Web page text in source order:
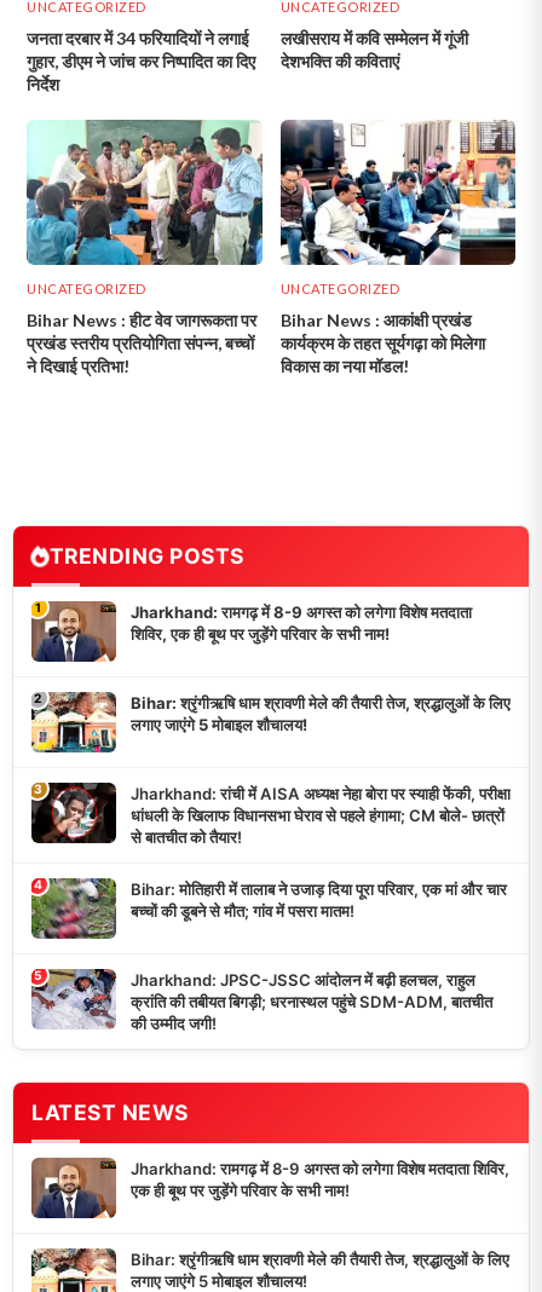
UNCATEGORIZED
जनता दरबार में 34 फरियादियों ने लगाई
गुहार, डीएम ने जांच कर निष्पादित का दिए
निर्देश
UNCATEGORIZED
लखीसराय में कवि सम्मेलन में गूंजी
देशभक्ति की कविताएं
UNCATEGORIZED
Bihar News : हीट वेव जागरूकता पर
प्रखंड स्तरीय प्रतियोगिता संपन्न, बच्चों
ने दिखाई प्रतिभा!
UNCATEGORIZED
Bihar News : आकांक्षी प्रखंड
कार्यक्रम के तहत सूर्यगढ़ा को मिलेगा
विकास का नया मॉडल!
TRENDING POSTS
1
Jharkhand: रामगढ़ में 8-9 अगस्त को लगेगा विशेष मतदाता
शिविर, एक ही बूथ पर जुड़ेंगे परिवार के सभी नाम!
2
Bihar: श्रृंगीऋषि धाम श्रावणी मेले की तैयारी तेज, श्रद्धालुओं के लिए
लगाए जाएंगे 5 मोबाइल शौचालय!
3
Jharkhand: रांची में AISA अध्यक्ष नेहा बोरा पर स्याही फेंकी, परीक्षा
धांधली के खिलाफ विधानसभा घेराव से पहले हंगामा; CM बोले- छात्रों
से बातचीत को तैयार!
4
Bihar: मोतिहारी में तालाब ने उजाड़ दिया पूरा परिवार, एक मां और चार
बच्चों की डूबने से मौत; गांव में पसरा मातम!
5
Jharkhand: JPSC-JSSC आंदोलन में बढ़ी हलचल, राहुल
क्रांति की तबीयत बिगड़ी; धरनास्थल पहुंचे SDM-ADM, बातचीत
की उम्मीद जगी!
LATEST NEWS
Jharkhand: रामगढ़ में 8-9 अगस्त को लगेगा विशेष मतदाता शिविर,
एक ही बूथ पर जुड़ेंगे परिवार के सभी नाम!
Bihar: श्रृंगीऋषि धाम श्रावणी मेले की तैयारी तेज, श्रद्धालुओं के लिए
लगाए जाएंगे 5 मोबाइल शौचालय!